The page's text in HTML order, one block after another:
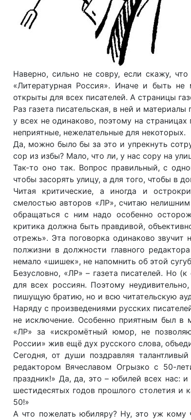
Наверно, сильно не совру, если скажу,
«Литературная Россия». Иначе и быть
открыты для всех писателей. А страницы
Раз газета писательская, в ней и
у всех не одинаково, поэтому на
неприятные, нежелательные для некоторых.
Да, можно было бы за это и упрекнуть
сор из избы? Мало, что ли, у нас сору на
Так-то оно так. Вопрос правильный, с
чтобы засорять улицу, а для того, чтобы в
Читая критические, а иногда и
смелостью авторов «ЛР», считаю
обращаться с ним надо особенно
критика должна быть правдивой,
отрежь». Эта поговорка одинаково
полжизни в должности главного
немало «шишек», не напомнить об этой
Безусловно, «ЛР» – газета писателей. Но
для всех россиян. Поэтому
пишущую братию, но и всю читательскую
Наряду с произведениями русских
не исключение. Особенно приятным был в
«ЛР» за «искромётный юмор, не
России» жив ещё дух русского слова,
Cегодня, от души поздравляя
редактором Вячеславом Огрызко с 50-
праздник!» Да, да, это – юбилей всех нас:
шестидесятых годов прошлого столетия и
50!»
А что пожелать юбиляру? Ну, это уж кому